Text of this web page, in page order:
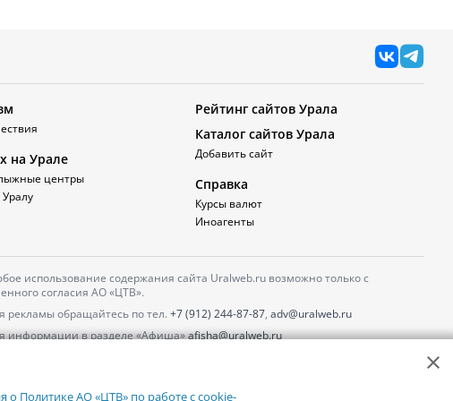
на Урале
центры
Уралу
Рейтинг сайтов Урала
Каталог сайтов Урала
Добавить сайт
Справка
Курсы валют
Иноагенты
использование содержания сайта Uralweb.ru возможно только с
согласия АО «ЦТВ».
обращайтесь по тел. +7 (912) 244-87-87, adv@uralweb.ru
информации в разделе «Афиша»afisha@uralweb.ru
о Политике АО «ЦТВ» по работе с cookie-